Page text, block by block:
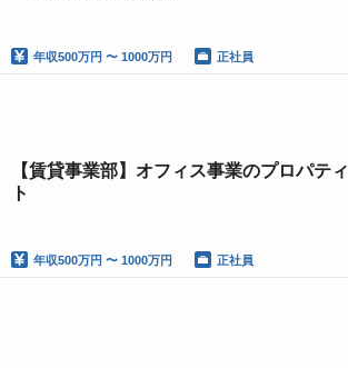
年収500万円 〜 1000万円 正社員
【賃貸事業部】オフィス事業のプロパテ
ト
年収500万円 〜 1000万円 正社員